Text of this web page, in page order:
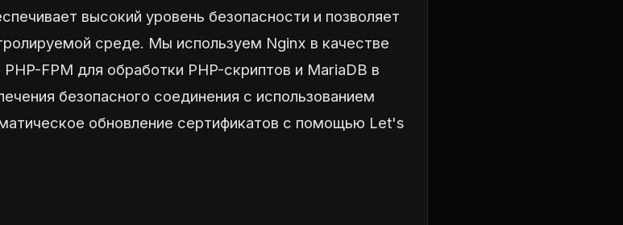
высокий уровень безопасности и позволяет
среде. Мы используем Nginx в качестве
FPM для обработки PHP-скриптов и MariaDB в
безопасного соединения с использованием
обновление сертификатов с помощью Let's